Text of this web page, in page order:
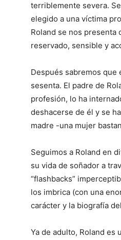
terriblemente severa.
elegido a una víctima
Roland se nos presenta
reservado, sensible y
Después sabremos que
sesenta. El padre de
profesión, lo ha
deshacerse de él y se
madre -una mujer
Seguimos a Roland en
su vida de soñador a
“flashbacks”
los imbrica (con una
carácter y la biografía
Ya de adulto, Roland es